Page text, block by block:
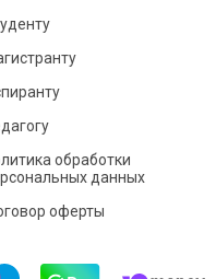
обработки
данных
оферты